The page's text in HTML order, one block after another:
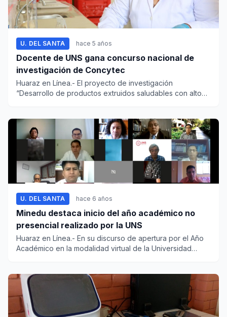
U. DEL SANTA hace 5 años
Docente de UNS gana concurso nacional de
investigación de Concytec
Huaraz en Línea.- El proyecto de investigación
“Desarrollo de productos extruidos saludables con alto
U. DEL SANTA hace 6 años
Minedu destaca inicio del año académico no
presencial realizado por la UNS
Huaraz en Línea.- En su discurso de apertura por el Año
Académico en la modalidad virtual de la Universidad